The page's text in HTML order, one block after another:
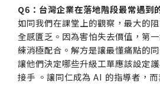
Q6：台灣企業在落地階段最常遇到
如同我們在課堂上的觀察，最大的
全感匱乏。因為害怕失去價值，第
練消極配合。解方是讓最懂痛點的
讓他們決定哪些升級工單應該設定
接手 。讓同仁成為 AI 的指導者，而